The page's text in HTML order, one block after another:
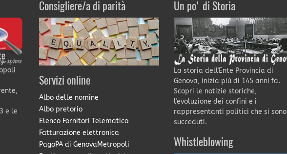
e le
Consigliere/a di parità
Servizi online
Albo delle nomine
Albo pretorio
Elenco Fornitori Telematico
Fatturazione elettronica
PagoPA di GenovaMetropoli
Un po' di Storia
La storia dell'Ente Provincia di
Genova, inizia più di 145 anni fa.
Scopri le notizie storiche,
l'evoluzione dei confini e i
rappresentanti politici che si sono
succeduti.
Whistleblowing